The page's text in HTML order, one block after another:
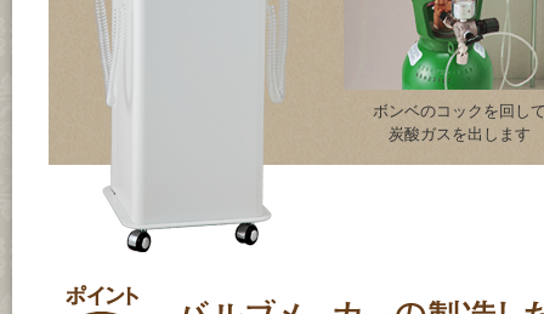
ボンベのコックを回し
炭酸ガスを出します